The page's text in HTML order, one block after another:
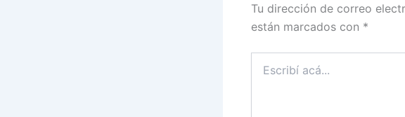
Tu dirección de correo
están marcados con *
acá...